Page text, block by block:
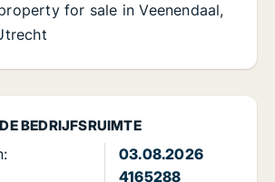
BEDRIJFSRUIMTE
03.08.2026
4165288
for sale in Veenendaal,